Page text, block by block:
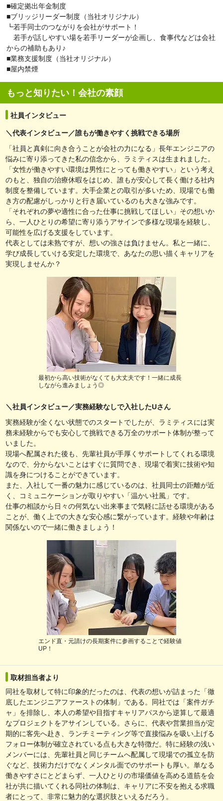
■確定拠出年金制度
■ブリッジリーダー制度（当社オリジナル）
┗若手同士のつながりを会社がサポート！
若手が話しやすい場を若手リーダーが企画し、食事代などは会社
からの補助もあり♪
■業務支援制度（当社オリジナル）
■屋内禁煙
もっと知りたい！会社の素顔
社員インタビュー
＼代表インタビュー／誰もが働きやすく挑戦できる場所
「社員と真剣に向き合うことが会社の力になる」長年エンジニアの
悩みに寄り添ってきた私の信念から、ラミティスは生まれました。
「女性が働きやすい環境は男性にとっても働きやすい」という考え
のもと、独自の治療休暇をはじめ、誰もが安心して長く働ける社内
制度を整備しています。大手企業との取引が多いため、現場でも働
き方の配慮がしっかりと行き届いているのも大きな強みです。
「それぞれの夢や適性に合った仕事に挑戦してほしい」その想いか
ら、一人ひとりの希望に寄り添うアサインで多様な現場を経験し、
可能性を広げる支援をしています。
代表としては未熟ですが、想いの強さは負けません。私と一緒に、
学び成長していける安定した環境で、あなたの思い描くキャリアを
実現しませんか？
最初から高い技術がなくても大丈夫です！一緒に成長
しながら進みましょう◎
＼社員インタビュー／実務経験なしで入社したUさん
実務経験が全くない状態でのスタートでしたが、ラミティスには実
務未経験からでも安心して挑戦できる万全のサポート体制が整って
いました。
現場へ配属された後も、先輩社員が手厚くサポートしてくれる環境
なので、分からないことはすぐに質問でき、現場で着実に技術や知
識を身につけることができています。
また、入社して一番の魅力に感じているのは、社員同士の距離が近
く、コミュニケーションが取りやすい「温かい社風」です。
仕事の相談から日々の何気ない出来事まで気軽に話せる環境がある
ことが、働く上での大きな安心感に繋がっています。経験や年齢は
関係ないので一緒に働きましょう！
エンド直・元請けの長期案件に参画することで経験値
UP！
取材担当者より
同社を取材して特に印象的だったのは、代表の想いが詰まった「徹
底したエンジニアファーストの体制」である。同社では「案件ガチ
ャ」を排除し、本人の希望や目指すキャリアパスから逆算して最適
なプロジェクトをアサインしている。さらに、代表や営業担当が定
期的に客先へ赴き、ランチミーティング等で直接悩みを吸い上げる
フォロー体制が確立されている点も大きな特徴だ。特に経験の浅い
メンバーには、先輩社員と同じチームへ配属して現場での孤立を防
ぐなど、技術力だけでなくメンタル面でのサポートも厚い。単なる
働きやすさにとどまらず、一人ひとりの市場価値を高める道筋を会
社が共に描いてくれる同社の体制は、キャリアに不安を抱える求職
者にとって、非常に魅力的な選択肢といえるだろう。